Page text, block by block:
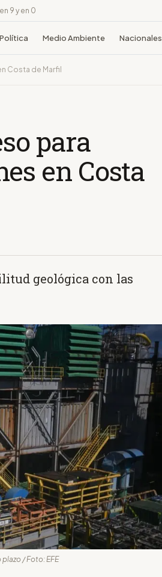
9 y en 0
Política Medio Ambiente Nacionales
Costa de Marfil
para
en Costa
geológica con las
/ Foto: EFE